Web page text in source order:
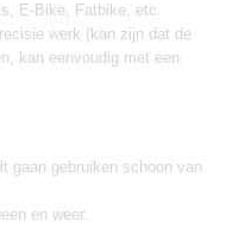
E-Bike, Fatbike, etc.
werk (kan zijn dat de
kan eenvoudig met een
gaan gebruiken schoon van
en weer.